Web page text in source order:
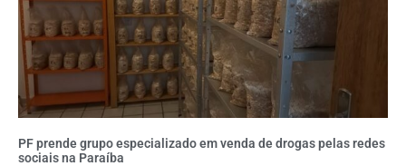
PF prende grupo especializado em venda de drogas pelas redes
sociais na Paraíba